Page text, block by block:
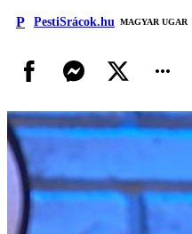
P PestiSrácok.hu MAGYAR UGAR